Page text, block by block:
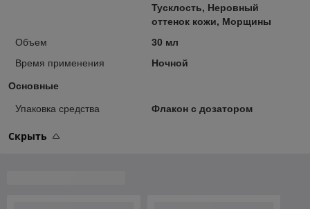
Тусклость, Неровный
оттенок кожи, Морщины
Объем
30 мл
Время применения
Ночной
Основные
Упаковка средства Флакон с дозатором
Скрыть